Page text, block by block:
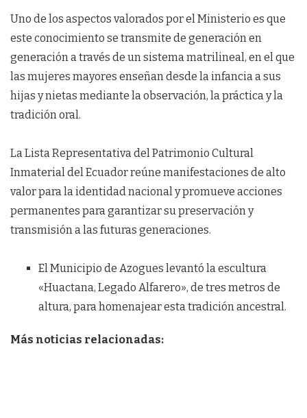
Uno de los aspectos valorados por el Ministerio es que
este conocimiento se transmite de generación en
generación a través de un sistema matrilineal, en el que
las mujeres mayores enseñan desde la infancia a sus
hijas y nietas mediante la observación, la práctica y la
tradición oral.
La Lista Representativa del Patrimonio Cultural
Inmaterial del Ecuador reúne manifestaciones de alto
valor para la identidad nacional y promueve acciones
permanentes para garantizar su preservación y
transmisión a las futuras generaciones.
El Municipio de Azogues levantó la escultura
«Huactana, Legado Alfarero», de tres metros de
altura, para homenajear esta tradición ancestral.
Más noticias relacionadas: